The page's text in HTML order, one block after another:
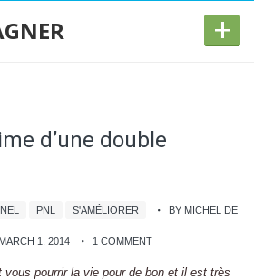
+
d’une double
PNL S'AMÉLIORER BY MICHEL DE
1, 2014 1 COMMENT
vous pourrir la vie pour de bon et il est très